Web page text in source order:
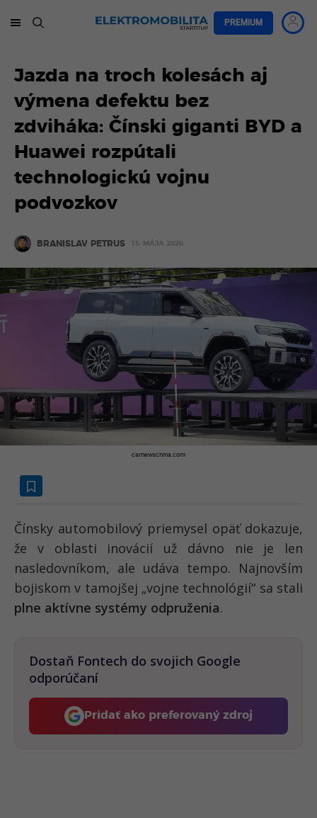
PREMIUM
Jazda na troch kolesách aj
výmena defektu bez
zdviháka: Čínski giganti BYD a
Huawei rozpútali
technologickú vojnu
podvozkov
BRANISLAV PETRUS 15. MÁJA 2026
carnewschina.com
Čínsky automobilový priemysel opäť dokazuje,
že v oblasti inovácií už dávno nie je len
nasledovníkom, ale udáva tempo. Najnovším
bojiskom v tamojšej „vojne technológií“ sa stali
plne aktívne systémy odpruženia.
Dostaň Fontech do svojich Google
odporúčaní
Pridať ako preferovaný zdroj
Fontech, odkaz sa otvorí v